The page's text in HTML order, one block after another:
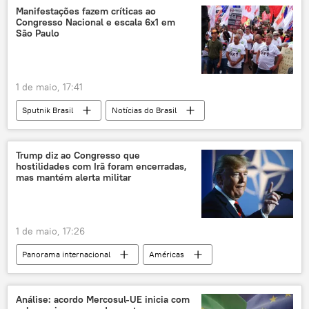
Casa Branca
Afeganistão
Washington
rádio
podcast
grupos terroristas
Manifestações fazem críticas ao
Congresso Nacional e escala 6x1 em
São Paulo
1 de maio, 17:41
Sputnik Brasil
Notícias do Brasil
Marina Silva
Luiz Inácio Lula da Silva
Fernando Haddad
Mogi das Cruzes
Brasil
CTB
Trump diz ao Congresso que
hostilidades com Irã foram encerradas,
mas mantém alerta militar
1 de maio, 17:26
Panorama internacional
Américas
Mundo
Donald Trump
Mike Johnson
Chuck Grassley
Irã
Análise: acordo Mercosul-UE inicia com